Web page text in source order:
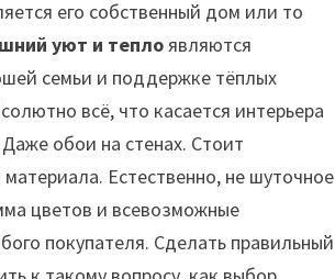
его собственный дом или то
уют и теплоявляются
семьи и поддержке тёплых
всё, что касается интерьера
обои на стенах. Стоит
Естественно, не шуточное
цветов и всевозможные
покупателя. Сделать правильный